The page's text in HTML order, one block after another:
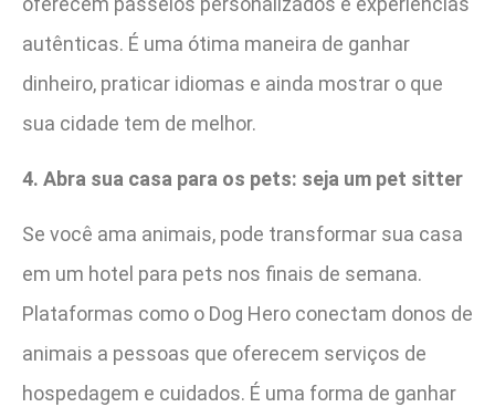
autênticas. É uma ótima maneira de ganhar
dinheiro, praticar idiomas e ainda mostrar o que
sua cidade tem de melhor.
4. Abra sua casa para os pets: seja um pet sitter
Se você ama animais, pode transformar sua casa
em um hotel para pets nos finais de semana.
Plataformas como o Dog Hero conectam donos de
animais a pessoas que oferecem serviços de
hospedagem e cuidados. É uma forma de ganhar